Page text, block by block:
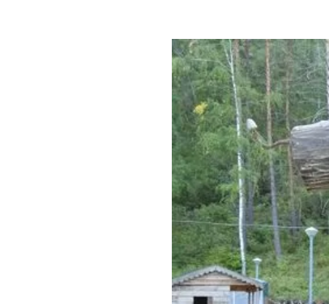
Придорожные кафе
Другие рубрики
Реестр туроператоров